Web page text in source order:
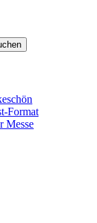
Format
Messe